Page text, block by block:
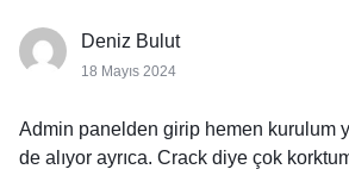
Deniz Bulut
18 Mayıs 2024
Admin panelden girip hemen kurulum
de alıyor ayrıca. Crack diye çok